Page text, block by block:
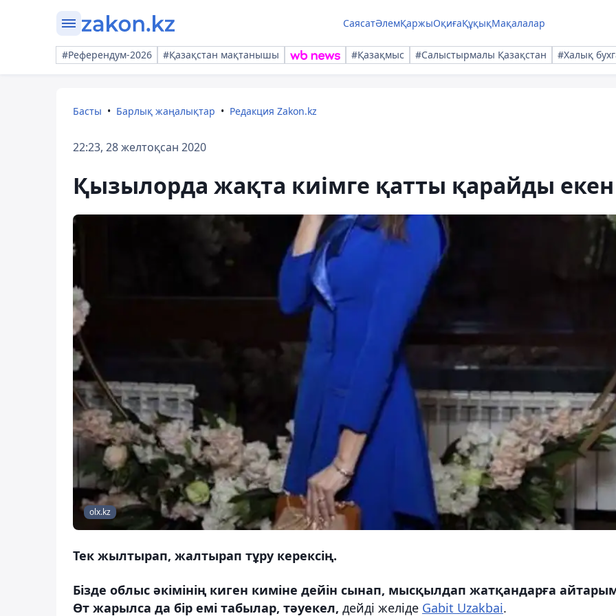
СаясатӘлемҚаржыОқиғаҚұқықМақалалар
#Референдум-2026 #Қазақстан мақтанышы #Қазақмыс #Салыстырмалы Қазақстан #Халық
Басты Барлық жаңалықтар Редакция Zakon.kz
22:23, 28 желтоқсан 2020
Қызылорда жақта киімге қатты қарайды екен
olx.kz
Тек жылтырап, жалтырап тұру керексің.
Бізде облыс әкімінің киген киміне дейін сынап, мысқылдап жатқандарға
Өт жарылса да бір емі табылар, тәуекел, дейді желіде Gabit Uzakbai.